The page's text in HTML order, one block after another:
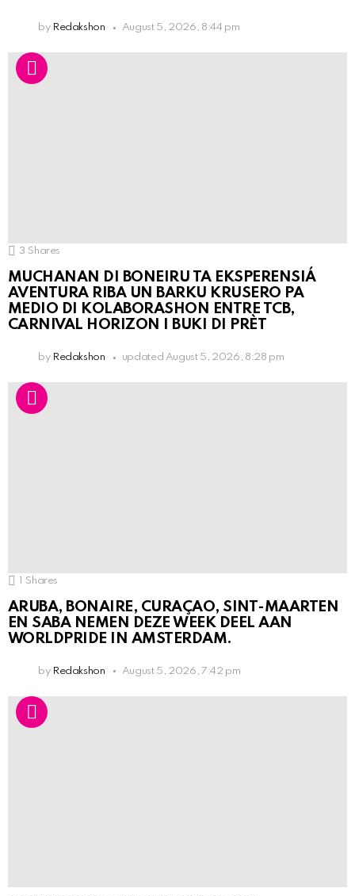
by Redakshon August 5, 2026, 8:44 pm
3 Shares
MUCHANAN DI BONEIRU TA EKSPERENSIÁ
AVENTURA RIBA UN BARKU KRUSERO PA
MEDIO DI KOLABORASHON ENTRE TCB,
CARNIVAL HORIZON I BUKI DI PRÈT
by Redakshon updated August 5, 2026, 8:28 pm
Shares
ARUBA, BONAIRE, CURAÇAO, SINT-MAARTEN
EN SABA NEMEN DEZE WEEK DEEL AAN
WORLDPRIDE IN AMSTERDAM.
by Redakshon August 5, 2026, 7:42 pm